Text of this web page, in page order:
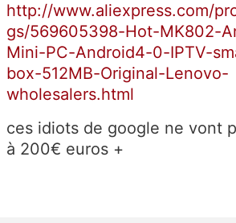
http://www.aliexpress.com/
gs/569605398-Hot-MK802-
Mini-PC-Android4-0-IPTV-
box-512MB-Original-Lenovo-
wholesalers.html
ces idiots de google ne vont
à 200€ euros +